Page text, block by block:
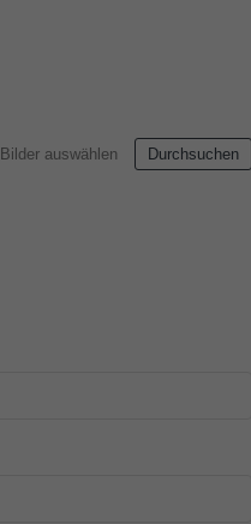
Bilder auswählen Durchsuchen